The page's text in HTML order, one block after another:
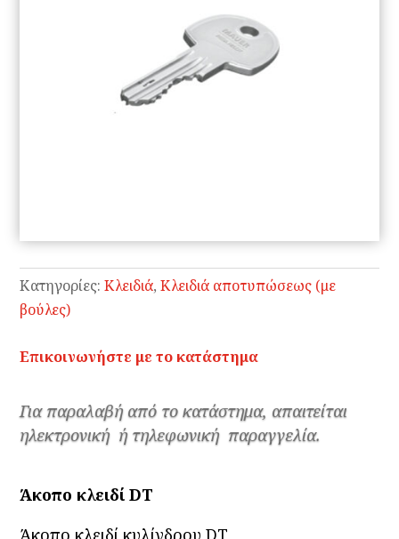
Κατηγορίες:Κλειδιά,Κλειδιά αποτυπώσεως (με
βούλες)
Επικοινωνήστε με το κατάστημα
Για παραλαβή από το κατάστημα, απαιτείται
ηλεκτρονική ή τηλεφωνική παραγγελία.
Άκοπο κλειδί DT
Άκοπο κλειδί κυλίνδρου DT